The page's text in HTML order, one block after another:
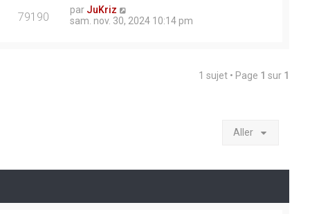
79190 par JuKriz
sam. nov. 30, 2024 10:14 pm
1 sujet • Page 1 sur 1
Aller